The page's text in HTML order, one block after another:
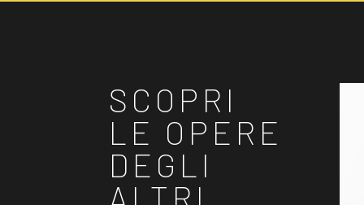
SCOPRI
LE OPERE
DEGLI
ALTRI